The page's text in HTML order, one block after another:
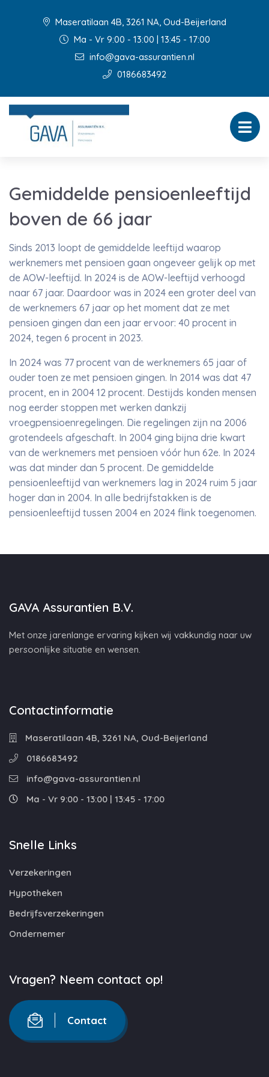
Maseratilaan 4B, 3261 NA, Oud-Beijerland
Ma - Vr 9:00 - 13:00 | 13:45 - 17:00
info@gava-assurantien.nl
0186683492
Gemiddelde pensioenleeftijd
boven de 66 jaar
Sinds 2013 loopt de gemiddelde leeftijd waarop
werknemers met pensioen gaan ongeveer gelijk op met
de AOW-leeftijd. In 2024 is de AOW-leeftijd verhoogd
naar 67 jaar. Daardoor was in 2024 een groter deel van
de werknemers 67 jaar op het moment dat ze met
pensioen gingen dan een jaar ervoor: 40 procent in
2024, tegen 6 procent in 2023.
In 2024 was 77 procent van de werknemers 65 jaar of
ouder toen ze met pensioen gingen. In 2014 was dat 47
procent, en in 2004 12 procent. Destijds konden mensen
nog eerder stoppen met werken dankzij
vroegpensioenregelingen. Die regelingen zijn na 2006
grotendeels afgeschaft. In 2004 ging bijna drie kwart
van de werknemers met pensioen vóór hun 62e. In 2024
was dat minder dan 5 procent. De gemiddelde
pensioenleeftijd van werknemers lag in 2024 ruim 5 jaar
hoger dan in 2004. In alle bedrijfstakken is de
pensioenleeftijd tussen 2004 en 2024 flink toegenomen.
GAVA Assurantien B.V.
Met onze jarenlange ervaring kijken wij vakkundig naar uw
persoonlijke situatie en wensen.
Contactinformatie
Maseratilaan 4B, 3261 NA, Oud-Beijerland
0186683492
info@gava-assurantien.nl
Ma - Vr 9:00 - 13:00 | 13:45 - 17:00
Snelle Links
Verzekeringen
Hypotheken
Bedrijfsverzekeringen
Ondernemer
Vragen? Neem contact op!
Contact